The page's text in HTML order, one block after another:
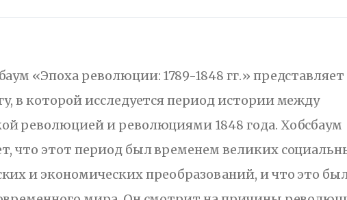
«Эпоха революции: 1789-1848 гг.» представляет
в которой исследуется период истории между
революцией и революциями 1848 года. Хобсбаум
что этот период был временем великих
и экономических преобразований, и что это